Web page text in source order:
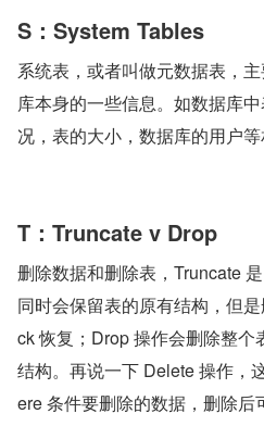
S：System Tables
系统表，或者叫做元数据表，
库本身的一些信息。如数据库
况，表的大小，数据库的用户等
T：Truncate v Drop
删除数据和删除表，Truncate
同时会保留表的原有结构，但
ck 恢复；Drop 操作会删除整
结构。再说一下 Delete 操作，
ere 条件要删除的数据，删除